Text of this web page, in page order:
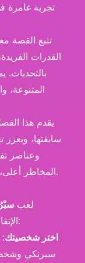
تجربة غامرة
تتبع القصة
القدرات
بالتحديات.
يقدم هذا
سابقتها، ويعزز
وعناصر
المخاطر أعلى، والمغامرة أكثر إثارة من أي وقت مضى.
لعب
الإتقان. إليك دليل سريع لمساعدتك على البدء:
اختر شخصيتك:
سبرنكي